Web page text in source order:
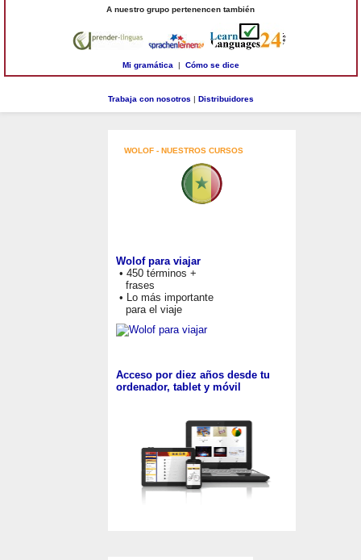
A nuestro grupo pertenencen también
Mi gramática | Cómo se dice
Trabaja con nosotros | Distribuidores
WOLOF - NUESTROS CURSOS
Wolof para viajar
• 450 términos +
frases
• Lo más importante
para el viaje
Acceso por diez años desde tu
ordenador, tablet y móvil